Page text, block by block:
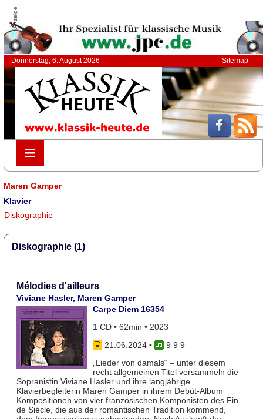
Anzeige
Donnerstag, 6. August 2026 Sitemap
≡
≡
Maren Gamper
Klavier
Diskographie
Diskographie (1)
Mélodies d'ailleurs
Viviane Hasler, Maren Gamper
Carpe Diem 16354
1 CD • 62min • 2023
21.06.2024•
9 9 9
„Lieder von damals“ – unter diesem
recht allgemeinen Titel versammeln die
Sopranistin Viviane Hasler und ihre langjährige
Klavierbegleiterin Maren Gamper in ihrem Debüt-Album
Kompositionen von vier französischen Komponisten des Fin
de Siècle, die aus der romantischen Tradition kommend,